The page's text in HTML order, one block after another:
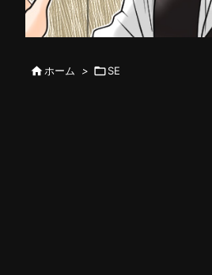
 ホーム > SE